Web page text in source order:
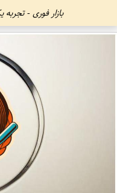
بازار فوری -